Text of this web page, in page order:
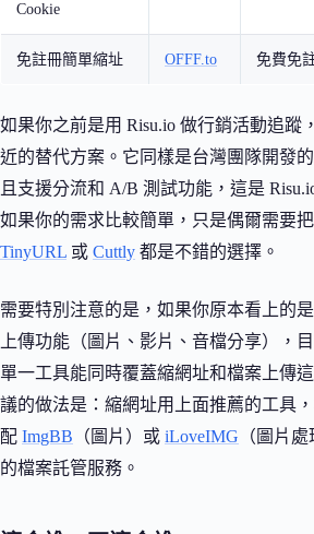
Cookie
免註冊簡單縮址 OFFF.to 免費免
如果你之前是用 Risu.io 做行銷活動追蹤，
近的替代方案。它同樣是台灣團隊開發
且支援分流和 A/B 測試功能，這是
如果你的需求比較簡單，只是偶爾需要
TinyURL 或 Cuttly 都是不錯的選擇。
需要特別注意的是，如果你原本看上的
上傳功能（圖片、影片、音檔分享），
單一工具能同時覆蓋縮網址和檔案上傳
議的做法是：縮網址用上面推薦的工具
配 ImgBB （圖片）或 iLoveIMG （圖片
的檔案託管服務。